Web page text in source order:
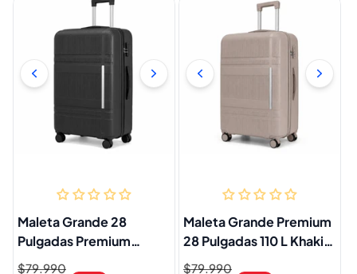
Maleta Grande 28
Pulgadas Premium
Negro Marksman
Precio
$79.990
Precio
Maleta Grande Premium
28 Pulgadas 110 L Khaki
Marksman
Precio
$79.990
Precio